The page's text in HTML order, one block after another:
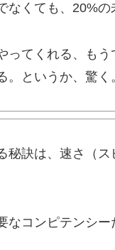
くても、20%の
てくれる、も
。というか、驚く
秘訣は、速さ（
コンピテンシー